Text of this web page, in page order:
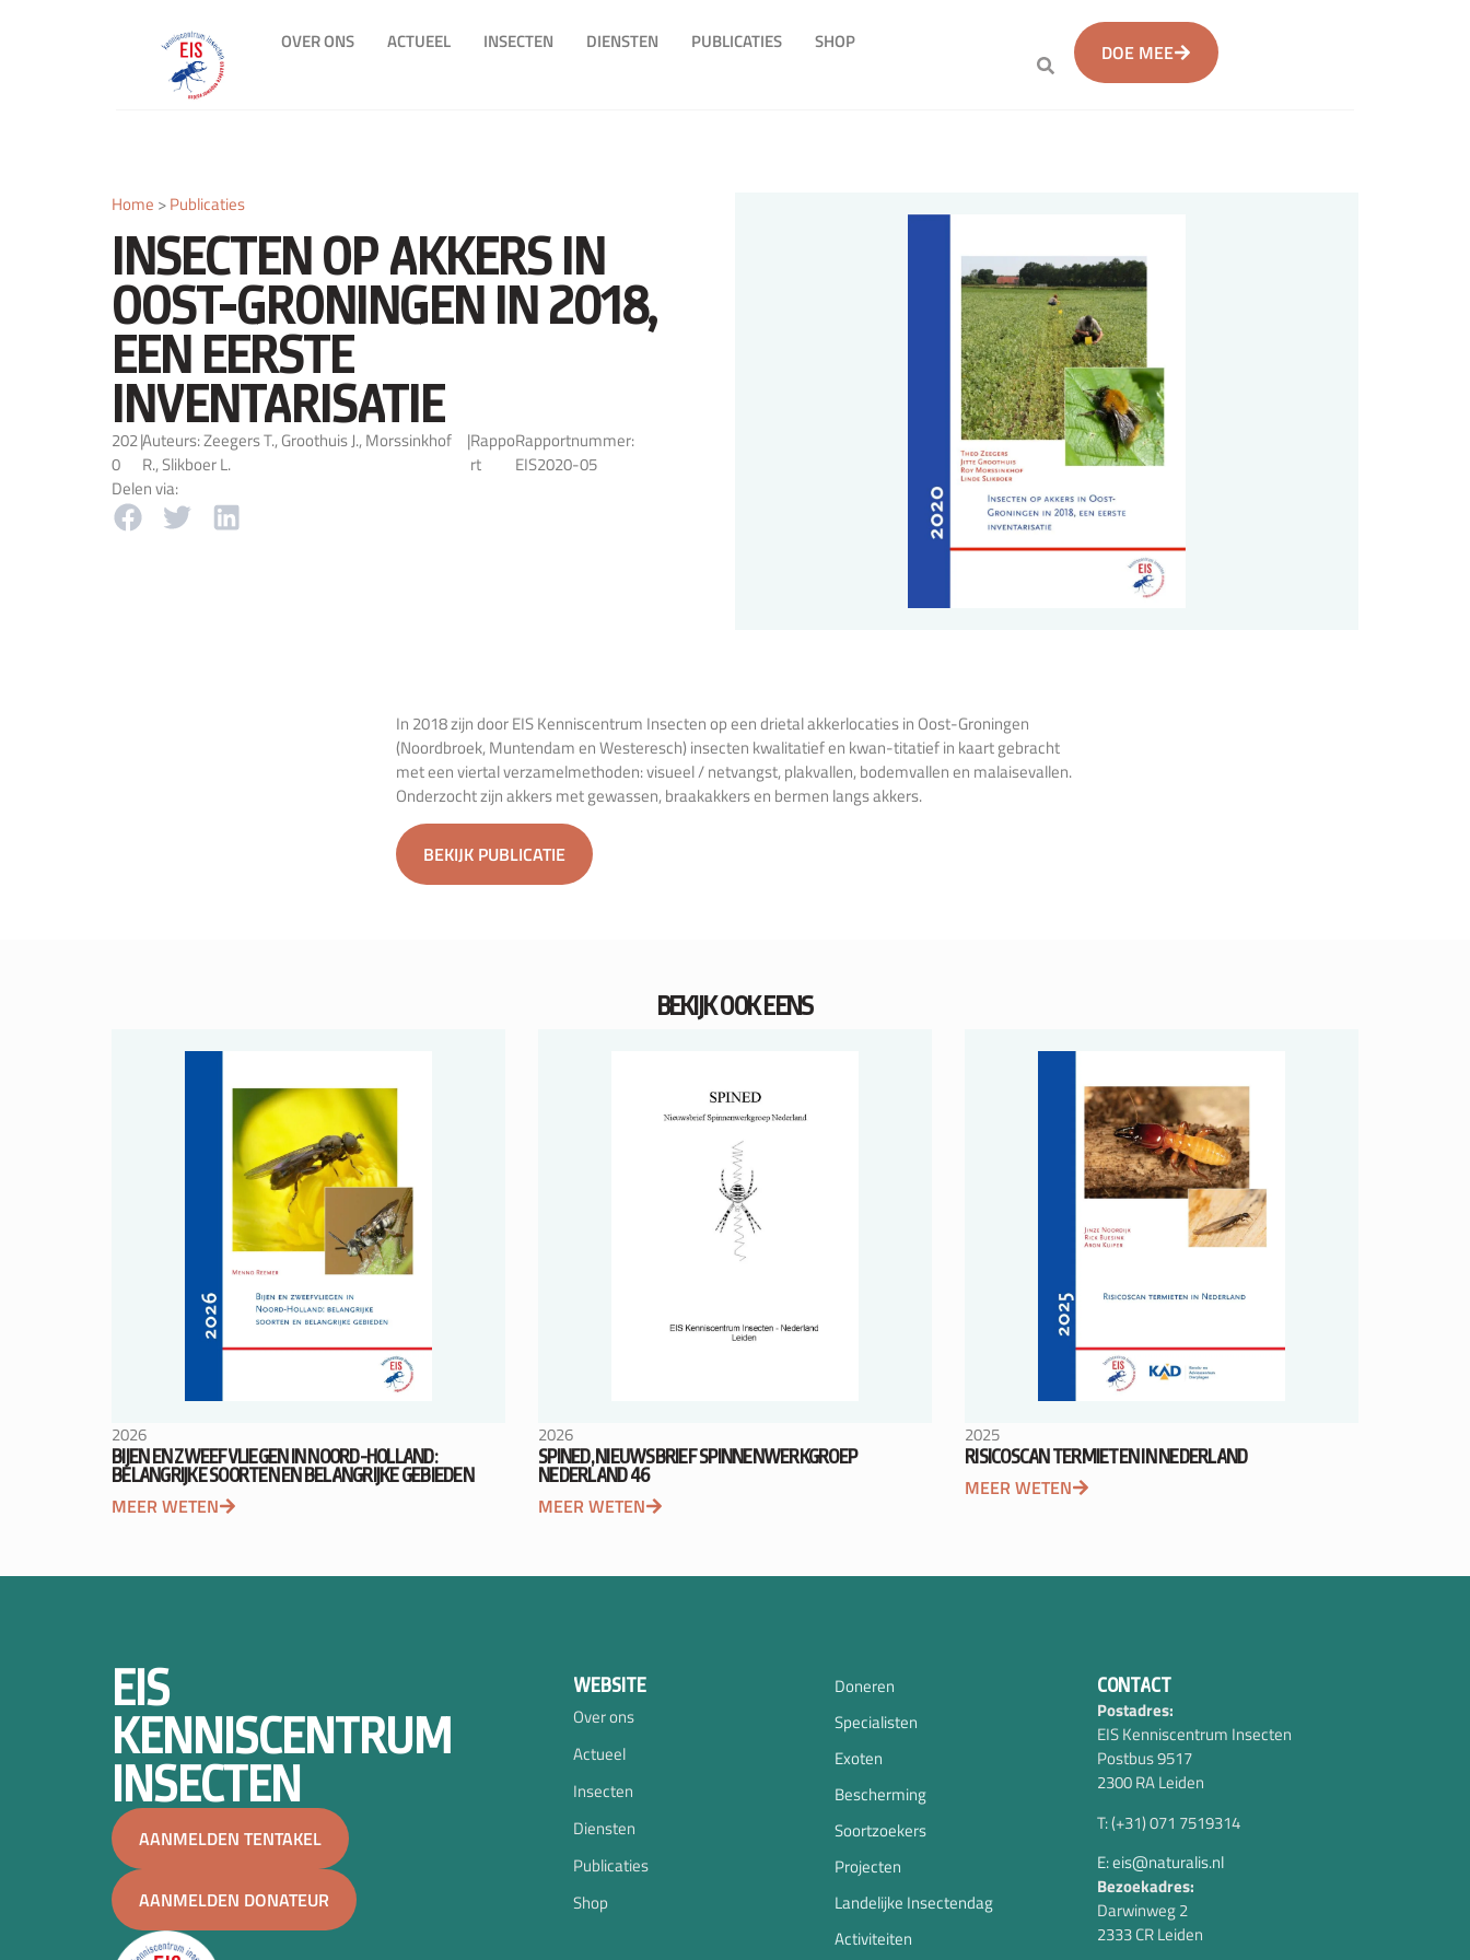
OVER ONS ACTUEEL INSECTEN DIENSTEN PUBLICATIES SHOP DOE MEE
Home >Publicaties
INSECTEN OP AKKERS IN
OOST-GRONINGEN IN 2018,
EEN EERSTE
INVENTARISATIE
202
0
|Auteurs: Zeegers T., Groothuis J., Morssinkhof
R., Slikboer L.
|Rappo
rt
Rapportnummer:
EIS2020-05
Delen via:
In 2018 zijn door EIS Kenniscentrum Insecten op een drietal akkerlocaties in Oost-Groningen
(Noordbroek, Muntendam en Westeresch) insecten kwalitatief en kwan-titatief in kaart gebracht
met een viertal verzamelmethoden: visueel / netvangst, plakvallen, bodemvallen en malaisevallen.
Onderzocht zijn akkers met gewassen, braakakkers en bermen langs akkers.
BEKIJK PUBLICATIE
BEKIJK OOK EENS
2026
BIJEN EN ZWEEFVLIEGEN IN NOORD-HOLLAND:
BELANGRIJKE SOORTEN EN BELANGRIJKE GEBIEDEN
MEER WETEN
2026
SPINED, NIEUWSBRIEF SPINNENWERKGROEP
NEDERLAND 46
MEER WETEN
2025
RISICOSCAN TERMIETEN IN NEDERLAND
MEER WETEN
EIS
KENNISCENTRUM
INSECTEN
AANMELDEN TENTAKEL
AANMELDEN DONATEUR
WEBSITE
Over ons
Actueel
Insecten
Diensten
Publicaties
Shop
Doneren
Specialisten
Exoten
Bescherming
Soortzoekers
Projecten
Landelijke Insectendag
Activiteiten
CONTACT
Postadres:
EIS Kenniscentrum Insecten
Postbus 9517
2300 RA Leiden
T: (+31) 071 7519314
E: eis@naturalis.nl
Bezoekadres:
Darwinweg 2
2333 CR Leiden